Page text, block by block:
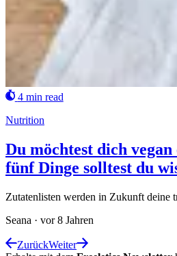
4 min read
Nutrition
Du möchtest dich
fünf Dinge solltest du
Zutatenlisten werden in Zukunft deine
Seana · vor 8 Jahren
ZurückWeiter